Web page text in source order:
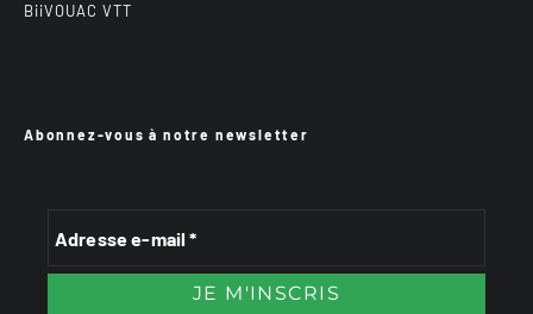
BiiVOUAC VTT
Abonnez-vous à notre newsletter